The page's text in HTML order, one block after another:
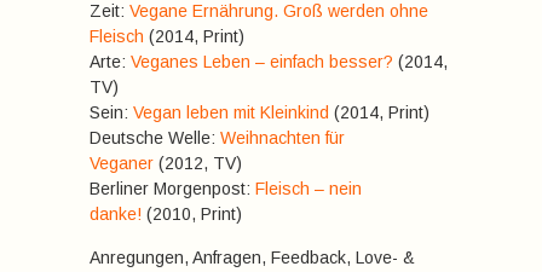
Zeit: Vegane Ernährung. Groß werden ohne
Fleisch (2014, Print)
Arte: Veganes Leben – einfach besser? (2014,
TV)
Sein: Vegan leben mit Kleinkind (2014, Print)
Deutsche Welle: Weihnachten für
Veganer (2012, TV)
Berliner Morgenpost: Fleisch – nein
danke! (2010, Print)
Anregungen, Anfragen, Feedback, Love- &